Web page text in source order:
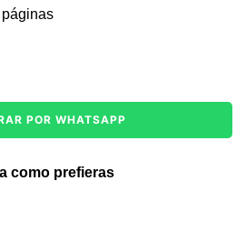
POR WHATSAPP
como prefieras